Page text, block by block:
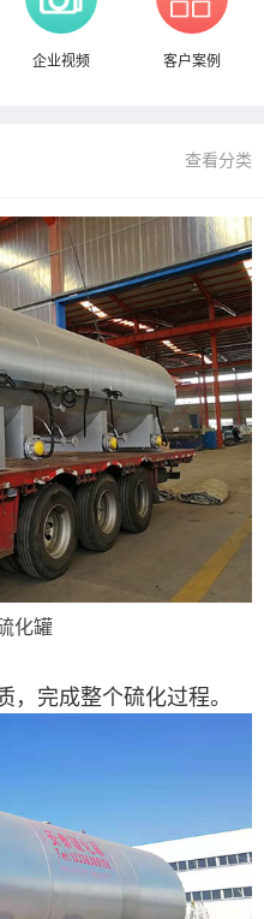
企业视频 客户案例
查看分类
化罐
完成整个硫化过程。